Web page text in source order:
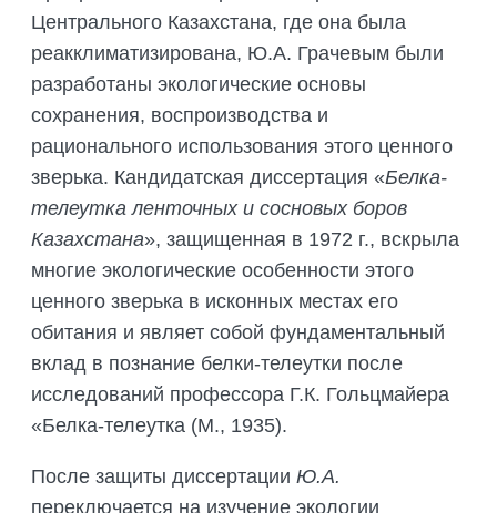
Центрального Казахстана, где она была
реакклиматизирована, Ю.А. Грачевым были
разработаны экологические основы
сохранения, воспроизводства и
рационального использования этого ценного
зверька. Кандидатская диссертация «Белка-
телеутка ленточных и сосновых боров
Казахстана», защищенная в 1972 г., вскрыла
многие экологические особенности этого
ценного зверька в исконных местах его
обитания и являет собой фундаментальный
вклад в познание белки-телеутки после
исследований профессора Г.К. Гольцмайера
«Белка-телеутка (М., 1935).
После защиты диссертации Ю.А.
переключается на изучение экологии